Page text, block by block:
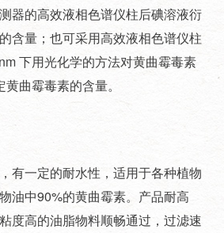
器的高效液相色谱仪柱后碘溶液衍
含量；也可采用高效液相色谱仪柱
下用光化学的方法对黄曲霉毒素
曲霉毒素的含量。
有一定的耐水性，适用于各种植物
油中90%的黄曲霉素。产品耐高
度高的油脂物料顺畅通过，过滤速